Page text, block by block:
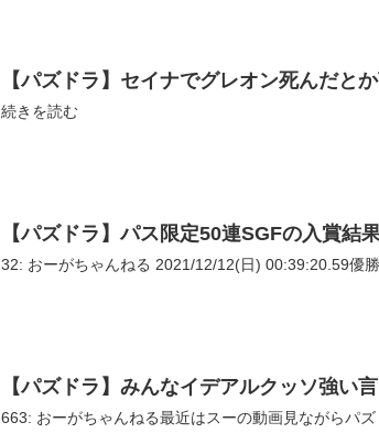
【パズドラ】セイナでグレオン死んだと
続きを読む
【パズドラ】パス限定50連SGFの入賞結
32: おーがちゃんねる 2021/12/12(日) 00:39:20.59優
【パズドラ】みんなイデアルクッソ強い
663: おーがちゃんねる最近はスーの動画見ながらパ